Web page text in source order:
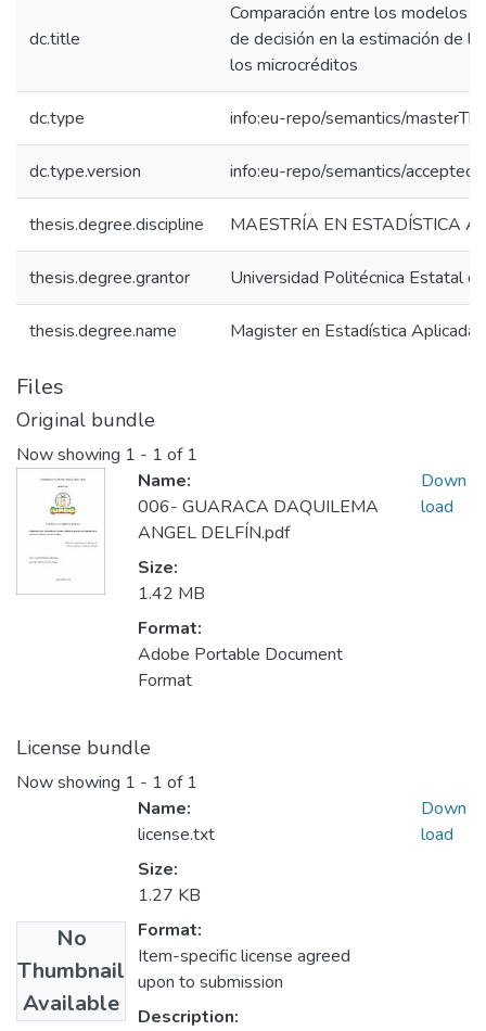
dc.title
Comparación entre los modelos
de decisión en la estimación de
los microcréditos
dc.type info:eu-repo/semantics/
dc.type.version info:eu-repo/semantics/
thesis.degree.discipline MAESTRÍA EN ESTADÍSTICA
thesis.degree.grantor Universidad Politécnica Estatal
thesis.degree.name Magister en Estadística Aplicada
Files
Original bundle
Now showing 1 - 1 of 1
Name:
006- GUARACA DAQUILEMA
ANGEL DELFÍN.pdf
Size:
1.42 MB
Format:
Adobe Portable Document
Format
Down
load
License bundle
Now showing 1 - 1 of 1
No
Thumbnail
Available
Name:
license.txt
Size:
1.27 KB
Format:
Item-specific license agreed
upon to submission
Description:
Down
load